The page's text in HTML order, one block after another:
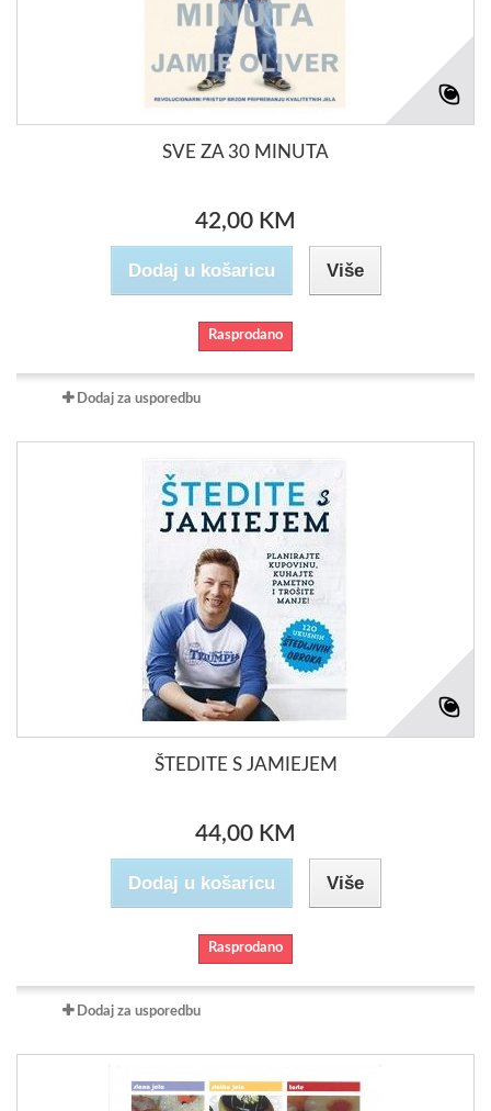
SVE ZA 30 MINUTA
42,00 KM
Dodaj u košaricu Više
Rasprodano
Dodaj za usporedbu
ŠTEDITE S JAMIEJEM
44,00 KM
Dodaj u košaricu Više
Rasprodano
Dodaj za usporedbu